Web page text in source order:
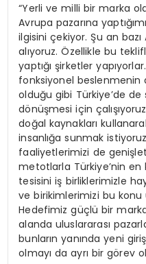
“Yerli ve milli bir marka
Avrupa pazarına
ilgisini çekiyor. Şu an bazı
alıyoruz. Özellikle bu
yaptığı şirketler
fonksiyonel beslenmenin
olduğu gibi Türkiye’de
dönüşmesi için
doğal kaynakları
insanlığa sunmak
faaliyetlerimizi de
metotlarla Türkiye’nin
tesisini iş birliklerimizle
ve birikimlerimizi bu konu
Hedefimiz güçlü bir
alanda uluslararası
bunların yanında yeni
olmayı da ayrı bir görev